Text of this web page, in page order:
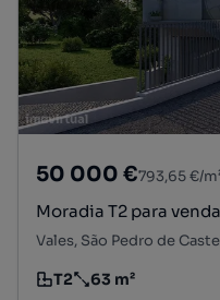
50 000 €793,65 €/
Moradia T2 para venda
Vales, São Pedro de
Tipologia
T2
Preço por metro
63 m²